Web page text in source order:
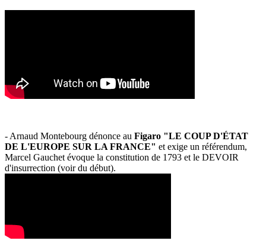
- Arnaud Montebourg dénonce au Figaro "LE COUP D'ÉTAT
DE L'EUROPE SUR LA FRANCE" et exige un référendum,
Marcel Gauchet évoque la constitution de 1793 et le DEVOIR
d'insurrection (voir du début).